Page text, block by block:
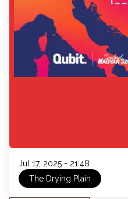
Jul 17, 2025 - 21:48
The Drying Plain